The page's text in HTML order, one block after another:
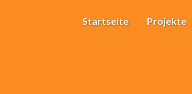
Startseite Projekte